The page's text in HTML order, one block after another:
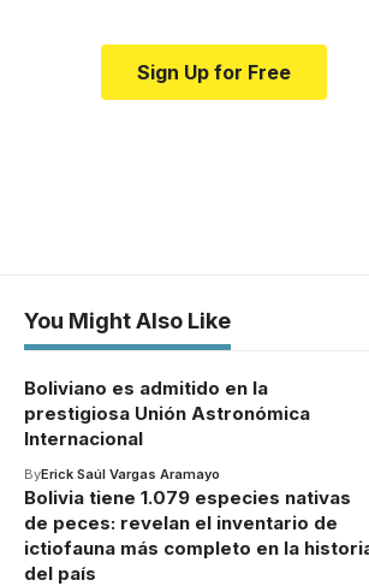
Sign Up for Free
You Might Also Like
Boliviano es admitido en la
prestigiosa Unión Astronómica
Internacional
ByErick Saúl Vargas Aramayo
Bolivia tiene 1.079 especies nativas
de peces: revelan el inventario de
ictiofauna más completo en la
del país